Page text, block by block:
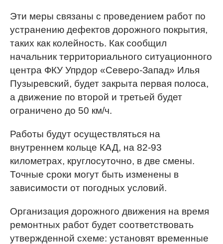
Эти меры связаны с проведением работ по
устранению дефектов дорожного покрытия,
таких как колейность. Как сообщил
начальник территориального ситуационного
центра ФКУ Упрдор «Северо-Запад» Илья
Пузыревский, будет закрыта первая полоса,
а движение по второй и третьей будет
ограничено до 50 км/ч.
Работы будут осуществляться на
внутреннем кольце КАД, на 82-93
километрах, круглосуточно, в две смены.
Точные сроки могут быть изменены в
зависимости от погодных условий.
Организация дорожного движения на время
ремонтных работ будет соответствовать
утвержденной схеме: установят временные